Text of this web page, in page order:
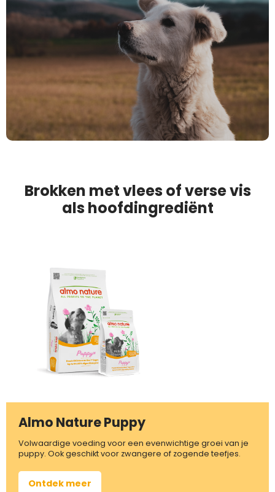
Brokken met vlees of verse vis
als hoofdingrediënt
Almo Nature Puppy
Volwaardige voeding voor een evenwichtige groei van je
puppy. Ook geschikt voor zwangere of zogende teefjes.
Ontdek meer